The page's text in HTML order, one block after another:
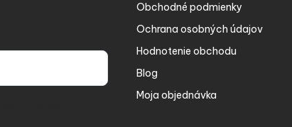
Obchodné podmienky
Ochrana osobných údajov
Hodnotenie obchodu
Blog
Moja objednávka